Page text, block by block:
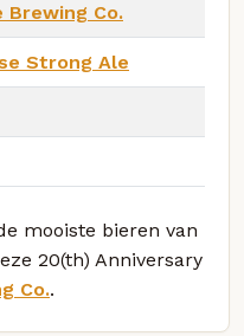
Brewing Co.
Strong Ale
mooiste bieren van
20(th) Anniversary
Co..